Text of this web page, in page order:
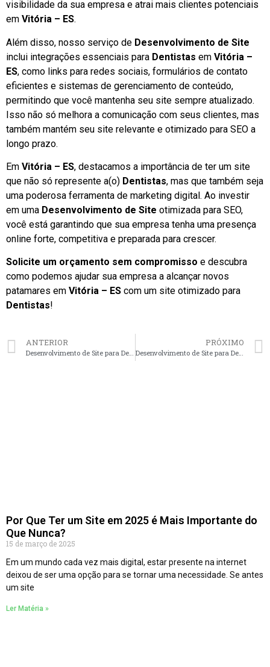
visibilidade da sua empresa e atrai mais clientes potenciais
em Vitória – ES.
Além disso, nosso serviço de Desenvolvimento de Site
inclui integrações essenciais para Dentistas em Vitória –
ES, como links para redes sociais, formulários de contato
eficientes e sistemas de gerenciamento de conteúdo,
permitindo que você mantenha seu site sempre atualizado.
Isso não só melhora a comunicação com seus clientes, mas
também mantém seu site relevante e otimizado para SEO a
longo prazo.
Em Vitória – ES, destacamos a importância de ter um site
que não só represente a(o) Dentistas, mas que também seja
uma poderosa ferramenta de marketing digital. Ao investir
em uma Desenvolvimento de Site otimizada para SEO,
você está garantindo que sua empresa tenha uma presença
online forte, competitiva e preparada para crescer.
Solicite um orçamento sem compromisso e descubra
como podemos ajudar sua empresa a alcançar novos
patamares em Vitória – ES com um site otimizado para
Dentistas!
ANTERIOR PRÓXIMO
Desenvolvimento de Site para Dentistas em Blumenau – SC faça seu orçamento
Por Que Ter um Site em 2025 é Mais Importante do
Que Nunca?
15 de março de 2025
Em um mundo cada vez mais digital, estar presente na internet
deixou de ser uma opção para se tornar uma necessidade. Se antes
um site
Ler Matéria »